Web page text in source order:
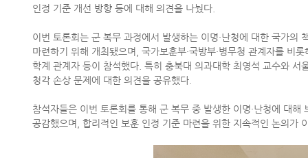
인정 기준 개선 방향 등에 대해 의견을 나눴다
이번 토론회는 군 복무 과정에서 발생하는 이명·난청에 대한 국가의
마련하기 위해 개최됐으며
국가보훈부·국방부·병무청 관계자를 비
학계 관계자 등이 참석했다 특히 충북대 의과대학 최영석 교수와 서
청각 손상 문제에 대한 의견을 공유했다
참석자들은 이번 토론회를 통해 군 복무 중 발생한 이명·난청에 대해
공감했으며
합리적인 보훈 인정 기준 마련을 위한 지속적인 논의가